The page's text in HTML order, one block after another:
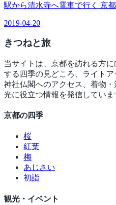
駅から清水寺へ電車で行く 京
2019-04-20
きつねと旅
当サイトは、京都を訪れる方
する四季の見どころ、ライトア
神社仏閣へのアクセス、着物
光に役立つ情報を発信していま
京都の四季
桜
紅葉
梅
あじさい
初詣
観光・イベント